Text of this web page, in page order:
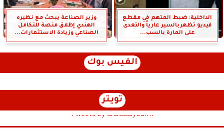
الداخلية: ضبط المتهم في مقطع
فيديو تظهربالسير عارياً والتعدى
على المارة بالسب...
وزير الصناعة يبحث مع نظيره
الهندي إطلاق منصة للتكامل
الصناعي وزيادة الاستثمارات...
الفيس بوك
تويتر
Tweets by anbaaalyoum1